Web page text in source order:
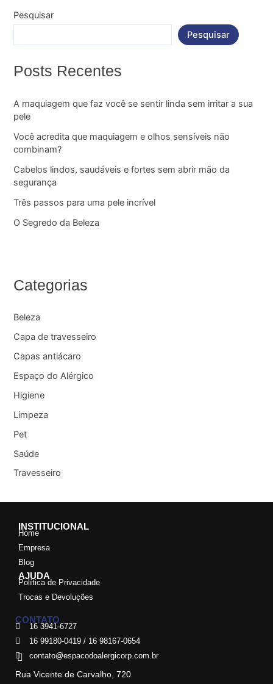
Pesquisar
Pesquisar
Posts Recentes
A maquiagem que faz você se sentir linda sem irritar a sua
pele
Você acredita que maquiagem e olhos sensíveis não
combinam?
Cabelos lindos, saudáveis e fortes sem abrir mão da
segurança
Três passos para uma pele incrível
O Segredo da Beleza
Categorias
Beleza
Capa de travesseiro
Capas antiácaro
Espaço do Alérgico
Higiene
Limpeza
Pet
Saúde
Travesseiro
INSTITUCIONAL
Home
Empresa
Blog
AJUDA
Política de Privacidade
Trocas e Devoluções
CONTATO
16 3941-6727
16 99180-0419 / 16 98167-0654
contato@espacodoalergicorp.com.br
Rua Vicente de Carvalho, 720